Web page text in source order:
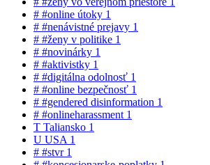
# #online útoky 1
# #nenávistné prejavy 1
# #ženy v politike 1
# #novinárky 1
# #aktivistky 1
# #digitálna odolnosť 1
# #online bezpečnosť 1
# #gendered disinformation 1
# #onlineharassment 1
T Taliansko 1
U USA 1
# #stvr 1